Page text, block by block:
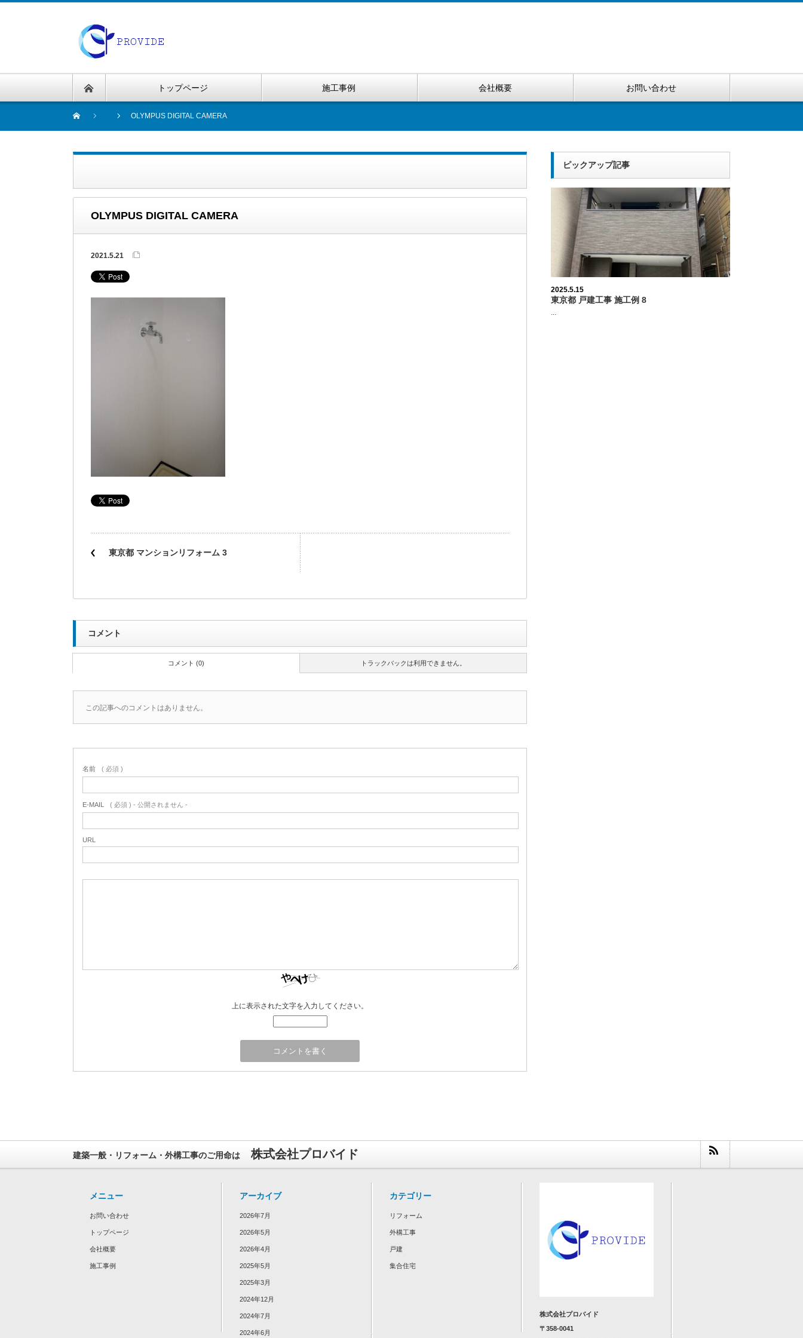
トップページ 施工事例 会社概要 お問い合わせ
OLYMPUS DIGITAL CAMERA
OLYMPUS DIGITAL CAMERA
2021.5.21
東京都 マンションリフォーム 3
コメント
トラックバックは利用できません。
コメント (0)
この記事へのコメントはありません。
名前 ( 必須 )
E-MAIL ( 必須 ) - 公開されません -
URL
上に表示された文字を入力してください。
ピックアップ記事
2025.5.15
東京都 戸建工事 施工例 8
...
建築一般・リフォーム・外構工事のご用命は 株式会社プロバイド
メニュー
お問い合わせ
トップページ
会社概要
施工事例
アーカイブ
2026年7月
2026年5月
2026年4月
2025年5月
2025年3月
2024年12月
2024年7月
2024年6月
カテゴリー
リフォーム
外構工事
戸建
集合住宅
株式会社プロバイド
〒358-0041